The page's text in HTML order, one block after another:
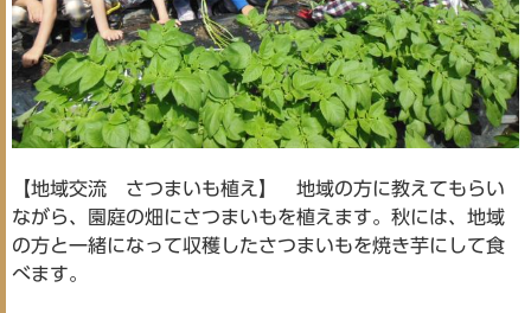
【地域交流 さつまいも植え】 地域の方に教えてもらい
ながら、園庭の畑にさつまいもを植えます。秋には、地域
の方と一緒になって収穫したさつまいもを焼き芋にして食
べます。